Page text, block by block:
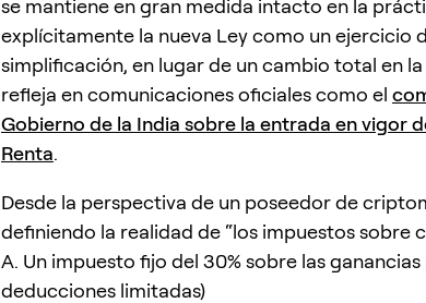
se mantiene en gran medida intacto en la
explícitamente la nueva Ley como un ejercicio
simplificación, en lugar de un cambio total en
refleja en comunicaciones oficiales como el
Gobierno de la India sobre la entrada en vigor
Renta.
Desde la perspectiva de un poseedor de
definiendo la realidad de “los impuestos sobre
A. Un impuesto fijo del 30% sobre las
deducciones limitadas)